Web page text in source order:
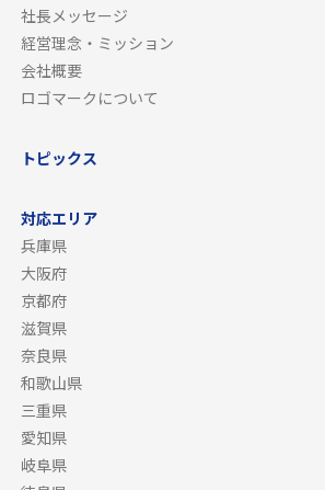
社長メッセージ
経営理念・ミッション
会社概要
ロゴマークについて
トピックス
対応エリア
兵庫県
大阪府
京都府
滋賀県
奈良県
和歌山県
三重県
愛知県
岐阜県